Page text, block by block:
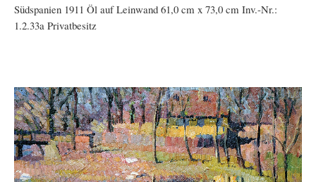
Südspanien 1911 Öl auf Leinwand 61,0 cm x 73,0 cm Inv.-Nr.:
1.2.33a Privatbesitz